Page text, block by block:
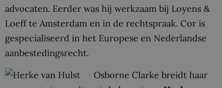
advocaten. Eerder was hij werkzaam bij Loyens &
Loeff te Amsterdam en in de rechtspraak. Cor is
gespecialiseerd in het Europese en Nederlandse
aanbestedingsrecht.
Osborne Clarke breidt haar